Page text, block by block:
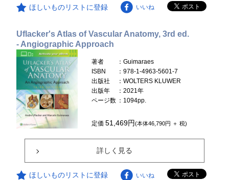
ほしいものリストに登録 いいね
Uflacker's Atlas of Vascular Anatomy, 3rd ed.
- Angiographic Approach
著者
：Guimaraes
ISBN
：978-1-4963-5601-7
出版社
：WOLTERS KLUWER
出版年
：2021年
ページ数 ：1094pp.
定価51,469円(本体46,790円 ＋ 税)
詳しく見る
ほしいものリストに登録 いいね